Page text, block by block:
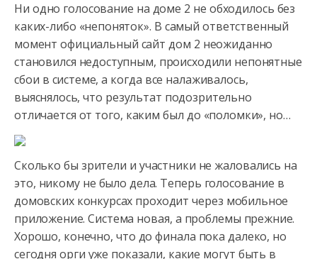
Ни одно голосование на доме 2 не обходилось без
каких-либо «непоняток». В самый ответственный
момент официальный сайт дом 2 неожиданно
становился недоступным, происходили непонятные
сбои в системе, а когда все налаживалось,
выяснялось, что результат подозрительно
отличается от того, каким был до «поломки», но…
Сколько бы зрители и участники не жаловались на
это, никому не было дела. Теперь голосование в
домовских конкурсах проходит через мобильное
приложение. Система новая, а проблемы прежние.
Хорошо, конечно, что до финала пока далеко, но
сегодня орги уже показали, какие могут быть в